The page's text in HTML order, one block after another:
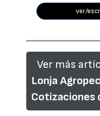
ver/
Ver más
Lonja
Cotizaciones